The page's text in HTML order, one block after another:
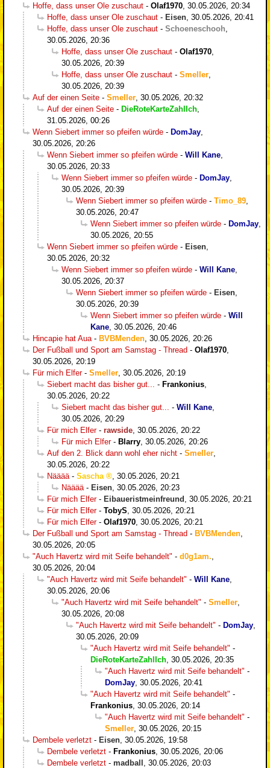
Hoffe, dass unser Ole zuschaut - Olaf1970 30.05.2026, 20:34
Hoffe, dass unser Ole zuschaut - Eisen 30.05.2026, 20:41
Hoffe, dass unser Ole zuschaut - Schoeneschooh
30.05.2026, 20:36
Hoffe, dass unser Ole zuschaut - Olaf1970
30.05.2026, 20:39
Hoffe, dass unser Ole zuschaut - Smeller
30.05.2026, 20:39
Auf der einen Seite - Smeller 30.05.2026, 20:32
Auf der einen Seite - DieRoteKarteZahlIch
31.05.2026, 00:26
Wenn Siebert immer so pfeifen würde - DomJay
30.05.2026, 20:26
Wenn Siebert immer so pfeifen würde - Will Kane
30.05.2026, 20:33
Wenn Siebert immer so pfeifen würde - DomJay
30.05.2026, 20:39
Wenn Siebert immer so pfeifen würde - Timo_89
30.05.2026, 20:47
Wenn Siebert immer so pfeifen würde - DomJay
30.05.2026, 20:55
Wenn Siebert immer so pfeifen würde - Eisen
30.05.2026, 20:32
Wenn Siebert immer so pfeifen würde - Will Kane
30.05.2026, 20:37
Wenn Siebert immer so pfeifen würde - Eisen
30.05.2026, 20:39
Wenn Siebert immer so pfeifen würde - Will
Kane 30.05.2026, 20:46
Hincapie hat Aua - BVBMenden 30.05.2026, 20:26
Der Fußball und Sport am Samstag - Thread - Olaf1970
30.05.2026, 20:19
Für mich Elfer- Smeller 30.05.2026, 20:19
Siebert macht das bisher gut...
- Frankonius
30.05.2026, 20:22
Siebert macht das bisher gut...
- Will Kane
30.05.2026, 20:29
Für mich Elfer- rawside 30.05.2026, 20:22
Für mich Elfer- Blarry 30.05.2026, 20:26
Auf den 2. Blick dann wohl eher nicht - Smeller
30.05.2026, 20:22
Nääää - Sascha
30.05.2026, 20:21
Nääää - Eisen 30.05.2026, 20:23
Für mich Elfer- Eibaueristmeinfreund
30.05.2026, 20:21
Für mich Elfer- TobyS 30.05.2026, 20:21
Für mich Elfer- Olaf1970 30.05.2026, 20:21
Der Fußball und Sport am Samstag - Thread - BVBMenden
30.05.2026, 20:05
"Auch Havertz wird mit Seife behandelt" - d0g1am.
30.05.2026, 20:04
"Auch Havertz wird mit Seife behandelt" - Will Kane
30.05.2026, 20:06
"Auch Havertz wird mit Seife behandelt" - Smeller
30.05.2026, 20:08
"Auch Havertz wird mit Seife behandelt" - DomJay
30.05.2026, 20:09
"Auch Havertz wird mit Seife behandelt" -
DieRoteKarteZahlIch 30.05.2026, 20:35
"Auch Havertz wird mit Seife behandelt" -
DomJay 30.05.2026, 20:41
"Auch Havertz wird mit Seife behandelt" -
Frankonius 30.05.2026, 20:14
"Auch Havertz wird mit Seife behandelt" -
Smeller 30.05.2026, 20:15
Dembele verletzt - Eisen 30.05.2026, 19:58
Dembele verletzt - Frankonius 30.05.2026, 20:06
Dembele verletzt - madball
30.05.2026, 20:03